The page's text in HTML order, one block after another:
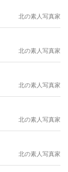
北の素人写真家
北の素人写真家
北の素人写真家
北の素人写真家
北の素人写真家